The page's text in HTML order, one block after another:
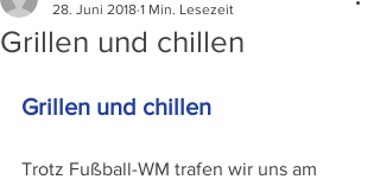
Grillen und chillen
28. Juni 2018 1 Min. Lesezeit
Grillen und chillen
Trotz Fußball-WM trafen wir uns am